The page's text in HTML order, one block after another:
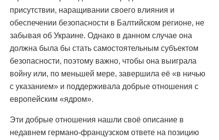
присутствии, наращивании своего влияния и
обеспечении безопасности в Балтийском регионе, не
забывая об Украине. Однако в данном случае она
должна была бы стать самостоятельным субъектом
безопасности, поэтому важно, чтобы она выиграла
войну или, по меньшей мере, завершила её «в ничью
с указанием» и поддерживала добрые отношения с
европейским «ядром».
Эти добрые отношения нашли своё описание в
недавнем германо-французском ответе на позицию